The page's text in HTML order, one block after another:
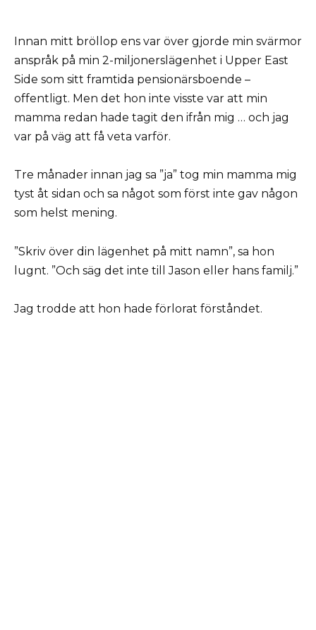
Innan mitt bröllop ens var över gjorde min svärmor
anspråk på min 2-miljonerslägenhet i Upper East
Side som sitt framtida pensionärsboende –
offentligt. Men det hon inte visste var att min
mamma redan hade tagit den ifrån mig … och jag
var på väg att få veta varför.
Tre månader innan jag sa ”ja” tog min mamma mig
tyst åt sidan och sa något som först inte gav någon
som helst mening.
”Skriv över din lägenhet på mitt namn”, sa hon
lugnt. ”Och säg det inte till Jason eller hans familj.”
Jag trodde att hon hade förlorat förståndet.